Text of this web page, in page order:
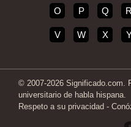
O P Q R
V W X
© 2007-2026 Significado.com.
universitario de habla hispana.
Respeto a su privacidad -